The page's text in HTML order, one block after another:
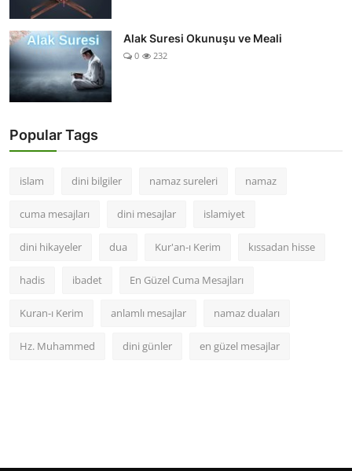
Alak Suresi Okunuşu ve Meali
0 232
Popular Tags
islam dini bilgiler namaz sureleri namaz
cuma mesajları dini mesajlar islamiyet
dini hikayeler dua Kur'an-ı Kerim kıssadan hisse
hadis ibadet En Güzel Cuma Mesajları
Kuran-ı Kerim anlamlı mesajlar namaz duaları
Hz. Muhammed dini günler en güzel mesajlar